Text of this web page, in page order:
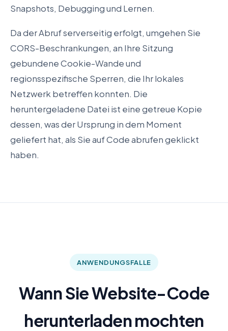
Snapshots, Debugging und Lernen.
Da der Abruf serverseitig erfolgt, umgehen Sie
CORS-Beschrankungen, an Ihre Sitzung
gebundene Cookie-Wande und
regionsspezifische Sperren, die Ihr lokales
Netzwerk betreffen konnten. Die
heruntergeladene Datei ist eine getreue Kopie
dessen, was der Ursprung in dem Moment
geliefert hat, als Sie auf Code abrufen geklickt
haben.
ANWENDUNGSFALLE
Wann Sie Website-Code
herunterladen mochten